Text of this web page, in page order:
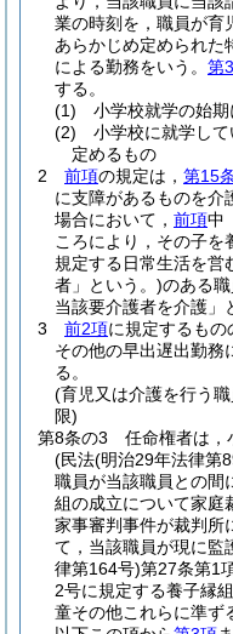
業の時刻を，職員が育
あらかじめ定められた
による勤務をいう。 第
する。
(1)
小学校就学の始
(2)
小学校に就学し
定めるもの
2
前項の規定は， 第15
に支障があるものを介
場合において， 前項中
ころにより，その子を
規定する日常生活を営
者」という。)のある
当該要介護者を介護」
3
前2項に規定するも
その他の早出遅出勤務
る。
(育児又は介護を行う
限)
第8条の3
任命権者は，
(民法(明治29年法律第
職員が当該職員との間
組の成立について家庭
家事審判事件が裁判所
て，当該職員が現に監
律第164号)第27条第1
2号に規定する養子縁
童その他これらに準ず